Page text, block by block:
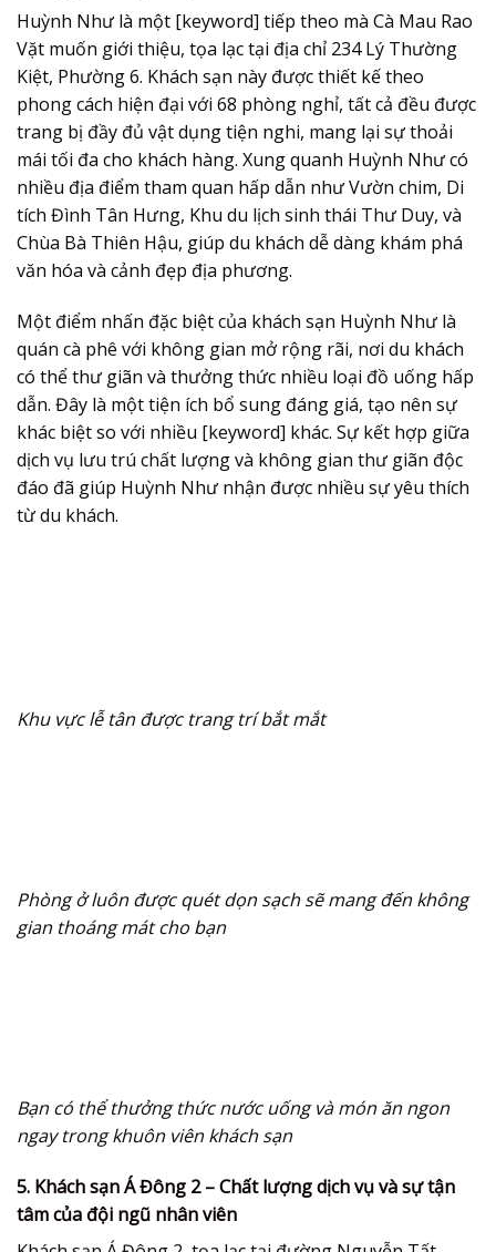
Huỳnh Như là một [keyword] tiếp theo mà Cà Mau Rao
Vặt muốn giới thiệu, tọa lạc tại địa chỉ 234 Lý Thường
Kiệt, Phường 6. Khách sạn này được thiết kế theo
phong cách hiện đại với 68 phòng nghỉ, tất cả đều được
trang bị đầy đủ vật dụng tiện nghi, mang lại sự thoải
mái tối đa cho khách hàng. Xung quanh Huỳnh Như có
nhiều địa điểm tham quan hấp dẫn như Vườn chim, Di
tích Đình Tân Hưng, Khu du lịch sinh thái Thư Duy, và
Chùa Bà Thiên Hậu, giúp du khách dễ dàng khám phá
văn hóa và cảnh đẹp địa phương.
Một điểm nhấn đặc biệt của khách sạn Huỳnh Như là
quán cà phê với không gian mở rộng rãi, nơi du khách
có thể thư giãn và thưởng thức nhiều loại đồ uống hấp
dẫn. Đây là một tiện ích bổ sung đáng giá, tạo nên sự
khác biệt so với nhiều [keyword] khác. Sự kết hợp giữa
dịch vụ lưu trú chất lượng và không gian thư giãn độc
đáo đã giúp Huỳnh Như nhận được nhiều sự yêu thích
từ du khách.
Khu vực lễ tân được trang trí bắt mắt
Phòng ở luôn được quét dọn sạch sẽ mang đến không
gian thoáng mát cho bạn
Bạn có thể thưởng thức nước uống và món ăn ngon
ngay trong khuôn viên khách sạn
5. Khách sạn Á Đông 2 – Chất lượng dịch vụ và sự tận
tâm của đội ngũ nhân viên